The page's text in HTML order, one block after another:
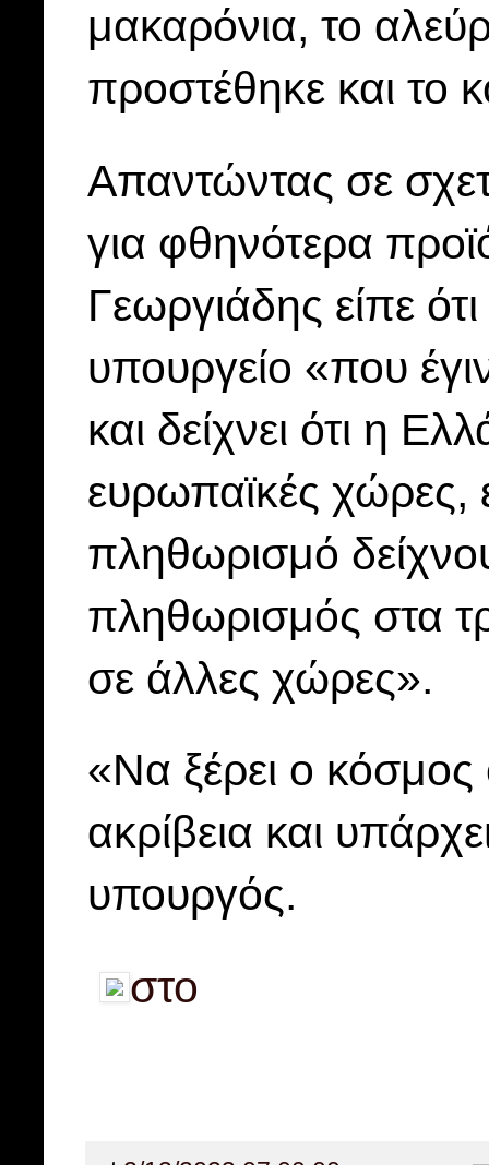
μακαρόνια, το
προστέθηκε και το
Απαντώντας σε
για φθηνότερα
Γεωργιάδης είπε
υπουργείο «που
και δείχνει ότι η
ευρωπαϊκές χώρες,
πληθωρισμό
πληθωρισμός στα
σε άλλες χώρες».
«Να ξέρει ο κόσμος
ακρίβεια και
υπουργός.
στο